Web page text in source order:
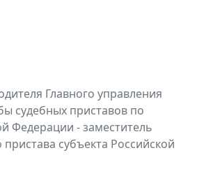
Главного управления
судебных приставов по
Федерации - заместитель
пристава субъекта Российской